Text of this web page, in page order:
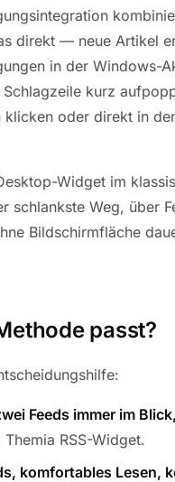
direkt — neue Artikel
in der Windows-
Schlagzeile kurz
klicken oder direkt in
Widget im
schlankste Weg, über
Bildschirmfläche
passt?
Feeds immer im
Themia RSS-Widget.
komfortables Lesen,